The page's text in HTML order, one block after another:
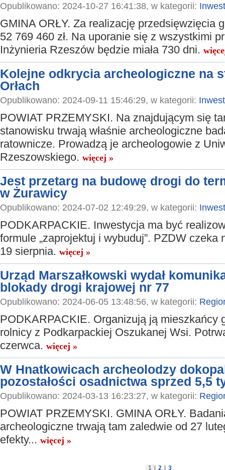
Opublikowano: 2024-10-27 16:41:38, w kategorii:
GMINA ORŁY. Za realizację przedsięwzięcia
52 769 460 zł. Na uporanie się z wszystkimi
Inżynieria Rzeszów będzie miała 730 dni.
Kolejne odkrycia archeologiczne na
Orłach
Opublikowano: 2024-09-11 15:46:29, w kategorii:
POWIAT PRZEMYSKI. Na znajdującym się
stanowisku trwają właśnie archeologiczne
ratownicze. Prowadzą je archeologowie z
Rzeszowskiego. więcej »
Jest przetarg na budowę drogi do
w Żurawicy
Opublikowano: 2024-07-02 12:49:29, w kategorii:
PODKARPACKIE. Inwestycja ma być
formule „zaprojektuj i wybuduj”. PZDW czeka
19 sierpnia. więcej »
Urząd Marszałkowski wydał
blokady drogi krajowej nr 77
Opublikowano: 2024-06-05 13:48:56, w kategorii:
PODKARPACKIE. Organizują ją mieszkańcy
rolnicy z Podkarpackiej Oszukanej Wsi.
czerwca. więcej »
W Hnatkowicach archeolodzy
pozostałości osadnictwa sprzed 5,5
Opublikowano: 2024-03-13 16:23:27, w kategorii:
POWIAT PRZEMYSKI. GMINA ORŁY.
archeologiczne trwają tam zaledwie od 27
efekty... więcej »
1 2 3